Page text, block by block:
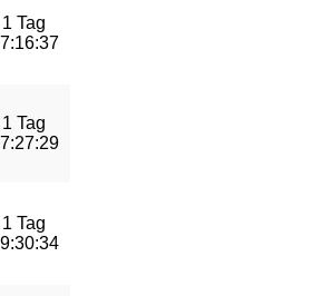
1 Tag
1 Tag
1 Tag